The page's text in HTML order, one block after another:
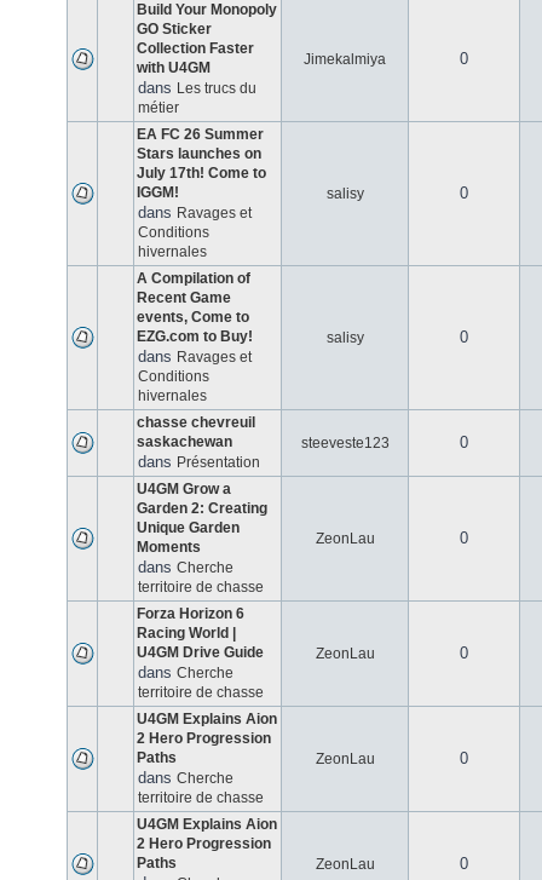
Build Your Monopoly
GO Sticker
Collection Faster
with U4GM
dans Les trucs du
métier
Jimekalmiya 0
EA FC 26 Summer
Stars launches on
July 17th! Come to
IGGM!
dans Ravages et
Conditions
hivernales
salisy 0
A Compilation of
Recent Game
events, Come to
EZG.com to Buy!
dans Ravages et
Conditions
hivernales
salisy 0
chasse chevreuil
saskachewan
dans Présentation
steeveste123 0
U4GM Grow a
Garden 2: Creating
Unique Garden
Moments
dans Cherche
territoire de chasse
ZeonLau 0
Forza Horizon 6
Racing World |
U4GM Drive Guide
dans Cherche
territoire de chasse
ZeonLau 0
U4GM Explains Aion
2 Hero Progression
Paths
dans Cherche
territoire de chasse
ZeonLau 0
U4GM Explains Aion
2 Hero Progression
Paths
ZeonLau 0